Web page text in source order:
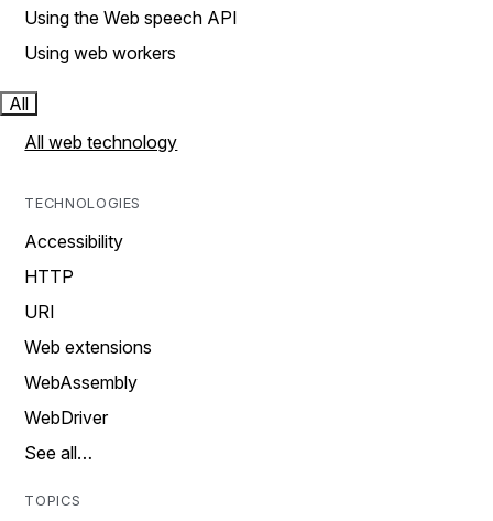
Using the Web speech API
Using web workers
All
All web technology
TECHNOLOGIES
Accessibility
HTTP
URI
Web extensions
WebAssembly
WebDriver
See all…
TOPICS